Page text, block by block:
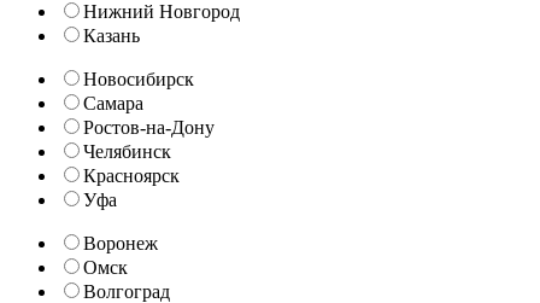
Нижний Новгород
Казань
Новосибирск
Самара
Ростов-на-Дону
Челябинск
Красноярск
Уфа
Воронеж
Омск
Волгоград